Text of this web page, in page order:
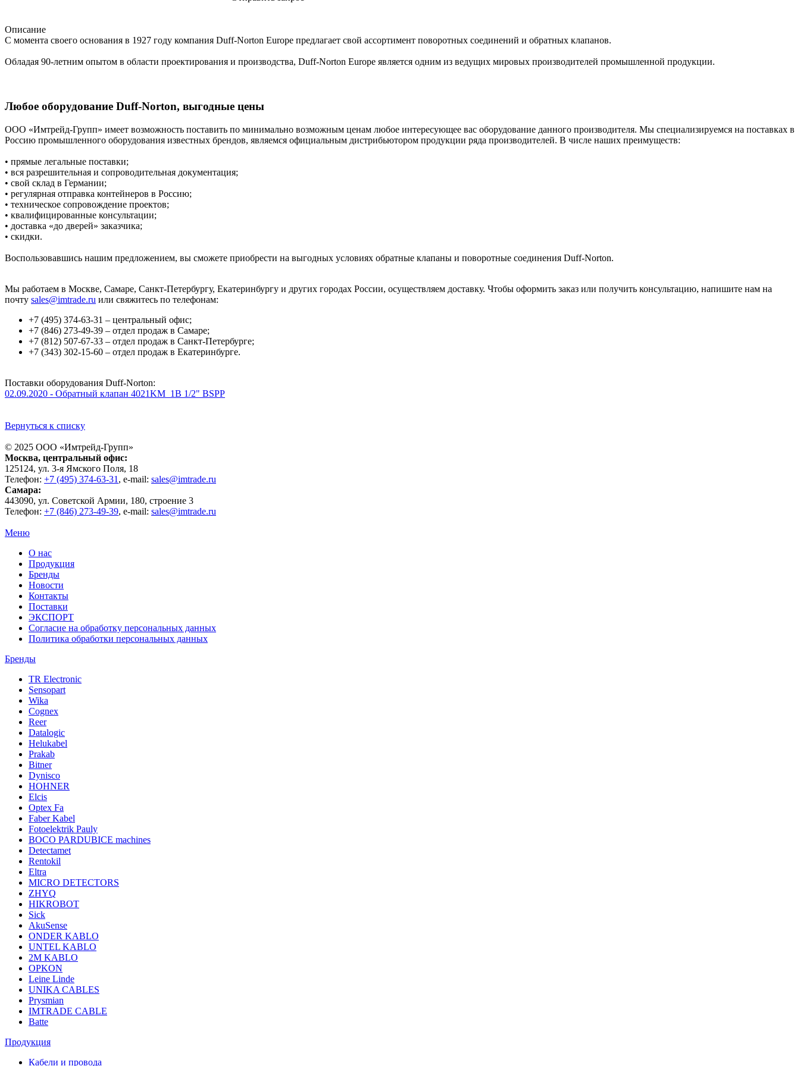
Описание
С момента своего основания в 1927 году компания Duff-Norton Europe предлагает свой ассортимент поворотных соединений и обратных клапанов.
Обладая 90-летним опытом в области проектирования и производства, Duff-Norton Europe является одним из ведущих мировых производителей промышленной продукции.
Любое оборудование Duff-Norton, выгодные цены
ООО «Имтрейд-Групп» имеет возможность поставить по минимально возможным ценам любое интересующее вас оборудование данного производителя. Мы специализируемся на поставках в
Россию промышленного оборудования известных брендов, являемся официальным дистрибьютором продукции ряда производителей. В числе наших преимуществ:
• прямые легальные поставки;
• вся разрешительная и сопроводительная документация;
• свой склад в Германии;
• регулярная отправка контейнеров в Россию;
• техническое сопровождение проектов;
• квалифицированные консультации;
• доставка «до дверей» заказчика;
• скидки.
Воспользовавшись нашим предложением, вы сможете приобрести на выгодных условиях обратные клапаны и поворотные соединения Duff-Norton.
Мы работаем в Москве, Самаре, Санкт-Петербургу, Екатеринбургу и других городах России, осуществляем доставку. Чтобы оформить заказ или получить консультацию, напишите нам на
почту sales@imtrade.ru или свяжитесь по телефонам:
+7 (495) 374-63-31 – центральный офис;
+7 (846) 273-49-39 – отдел продаж в Самаре;
+7 (812) 507-67-33 – отдел продаж в Санкт-Петербурге;
+7 (343) 302-15-60 – отдел продаж в Екатеринбурге.
Поставки оборудования Duff-Norton:
02.09.2020 - Обратный клапан 4021KM_1B 1/2" BSPP
Вернуться к списку
© 2025 ООО «Имтрейд-Групп»
Москва, центральный офис:
125124, ул. 3-я Ямского Поля, 18
Телефон: +7 (495) 374-63-31 , e-mail: sales@imtrade.ru
Самара:
443090, ул. Советской Армии, 180, строение 3
Телефон: +7 (846) 273-49-39, e-mail: sales@imtrade.ru
Меню
О нас
Продукция
Бренды
Новости
Контакты
Поставки
ЭКСПОРТ
Согласие на обработку персональных данных
Политика обработки персональных данных
Бренды
TR Electronic
Sensopart
Wika
Cognex
Reer
Datalogic
Helukabel
Prakab
Bitner
Dynisco
HOHNER
Elcis
Optex Fa
Faber Kabel
Fotoelektrik Pauly
BOCO PARDUBICE machines
Detectamet
Rentokil
Eltra
MICRO DETECTORS
ZHYQ
HIKROBOT
Sick
AkuSense
ONDER KABLO
UNTEL KABLO
2M KABLO
OPKON
Leine Linde
UNIKA CABLES
Prysmian
IMTRADE CABLE
Batte
Продукция
Кабели и провода